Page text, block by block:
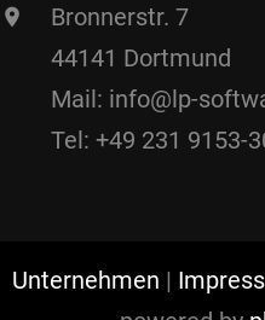
Bronnerstr. 7
44141 Dortmund
Mail: info@lp-
Tel: +49 231 9153-
Unternehmen |